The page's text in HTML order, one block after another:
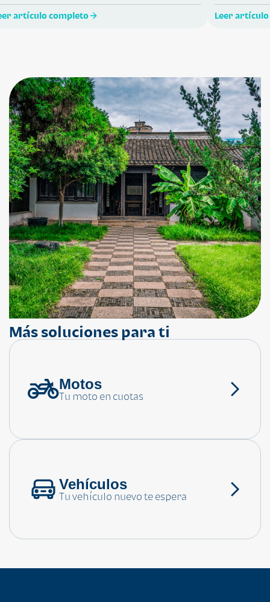
artículo completo Leer
¿Necesitas ayuda?
Más soluciones para ti
Motos
Tu moto en cuotas
Vehículos
Tu vehículo nuevo te espera